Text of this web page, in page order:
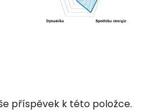
příspěvek k této položce.